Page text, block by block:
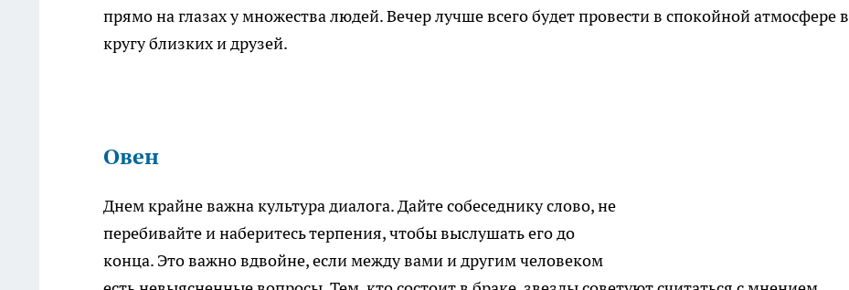
прямо на глазах у множества людей. Вечер лучше всего будет провести в спокойной атмосфере в
кругу близких и друзей.
Овен
Днем крайне важна культура диалога. Дайте собеседнику слово, не
перебивайте и наберитесь терпения, чтобы выслушать его до
конца. Это важно вдвойне, если между вами и другим человеком